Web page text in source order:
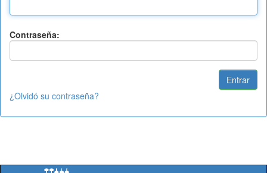
Contraseña:
¿Olvidó su contraseña?